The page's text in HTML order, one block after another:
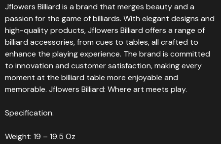
Jflowers Billiard is a brand that merges beauty and a
passion for the game of billiards. With elegant designs and
high-quality products, Jflowers Billiard offers a range of
billiard accessories, from cues to tables, all crafted to
enhance the playing experience. The brand is committed
to innovation and customer satisfaction, making every
moment at the billiard table more enjoyable and
memorable. Jflowers Billiard: Where art meets play.
Specification.
Weight: 19 – 19.5 Oz